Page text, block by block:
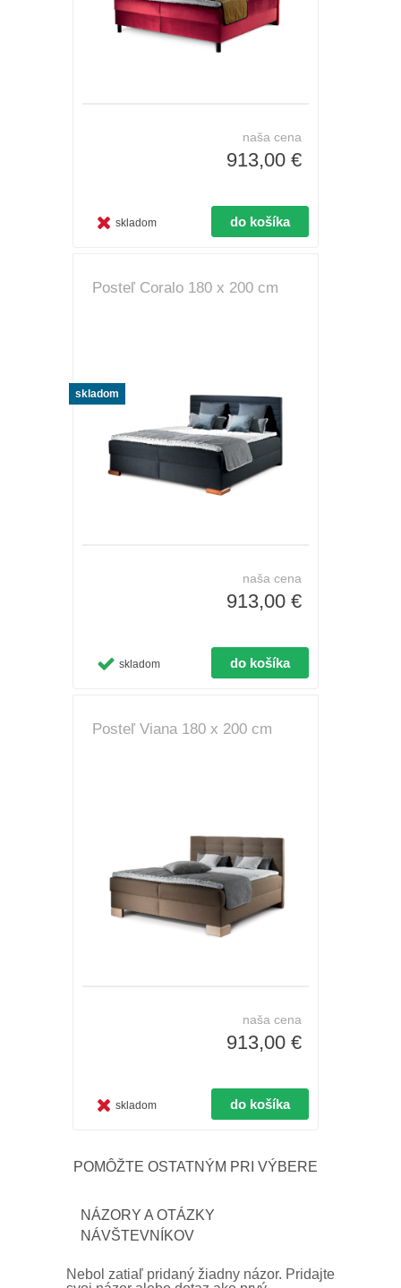
naša cena
913,00 €
skladom
Posteľ Coralo 180 x 200 cm
naša cena
913,00 €
skladom
skladom
Posteľ Viana 180 x 200 cm
naša cena
913,00 €
skladom
POMÔŽTE OSTATNÝM PRI VÝBERE
NÁZORY A OTÁZKY
NÁVŠTEVNÍKOV
Nebol zatiaľ pridaný žiadny názor. Pridajte